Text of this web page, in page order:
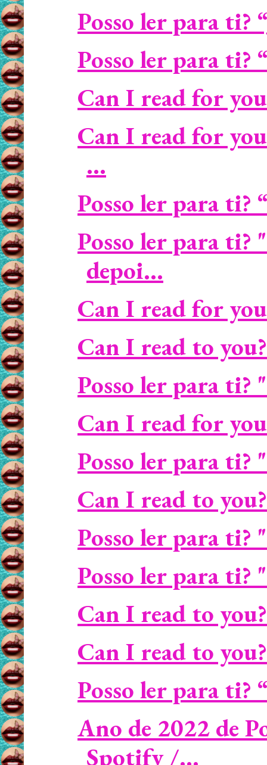
Posso ler para ti?
Posso ler para ti?
Can I read for
Can I read for
...
Posso ler para ti?
Posso ler para ti?
depoi...
Can I read for
Can I read to
Posso ler para ti?
Can I read for
Posso ler para
Can I read to
Posso ler para
Posso ler para
Can I read to
Can I read to
Posso ler para ti?
Ano de 2022 de
Spotify /...